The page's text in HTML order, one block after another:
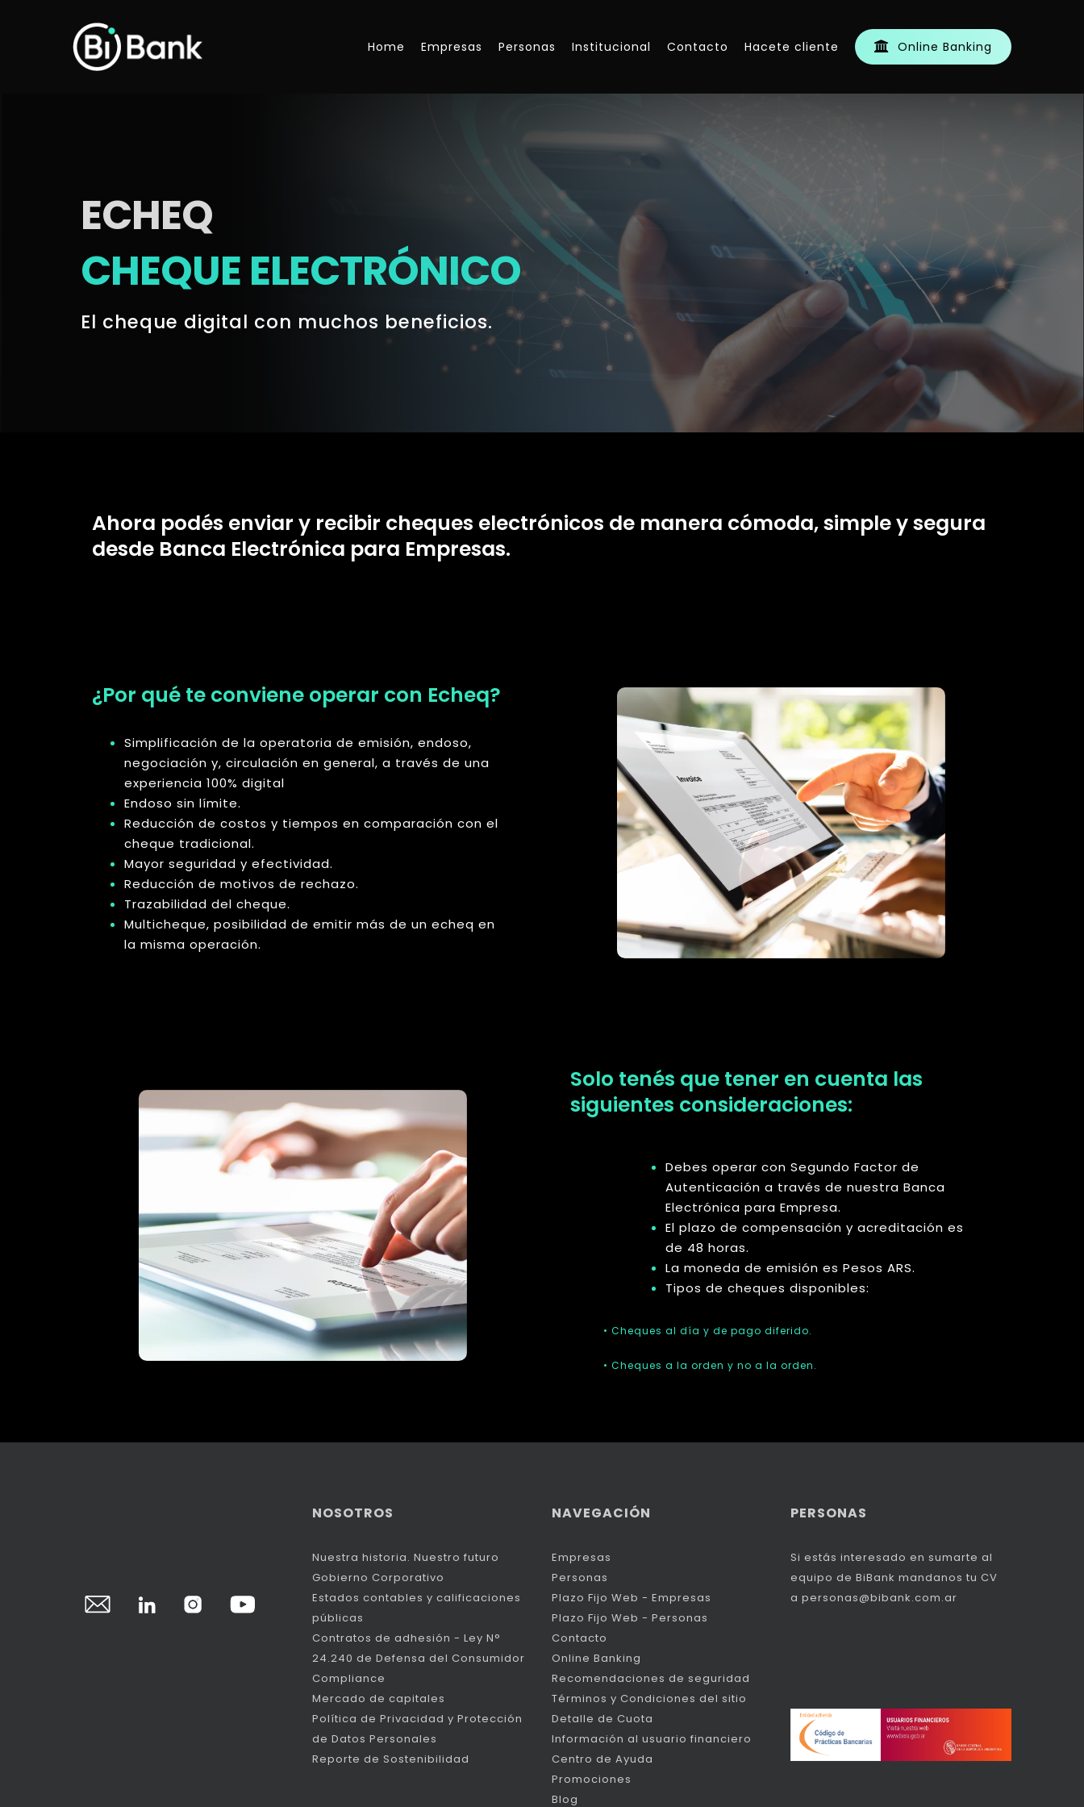
Home Empresas Personas Institucional Contacto Hacete cliente Online Banking
ECHEQ
CHEQUE ELECTRÓNICO
El cheque digital con muchos beneficios.
Ahora podés enviar y recibir cheques electrónicos de manera cómoda, simple y segura
desde Banca Electrónica para Empresas.
¿Por qué te conviene operar con Echeq?
Simplificación de la operatoria de emisión, endoso,
negociación y, circulación en general, a través de una
experiencia 100% digital
Endoso sin límite.
Reducción de costos y tiempos en comparación con el
cheque tradicional.
Mayor seguridad y efectividad.
Reducción de motivos de rechazo.
Trazabilidad del cheque.
Multicheque, posibilidad de emitir más de un echeq en
la misma operación.
Solo tenés que tener en cuenta las
siguientes consideraciones:
Debes operar con Segundo Factor de
Autenticación a través de nuestra Banca
Electrónica para Empresa.
El plazo de compensación y acreditación es
de 48 horas.
La moneda de emisión es Pesos ARS.
Tipos de cheques disponibles:
• Cheques al día y de pago diferido.
• Cheques a la orden y no a la orden.
NOSOTROS
Nuestra historia. Nuestro futuro
Gobierno Corporativo
Estados contables y calificaciones
públicas
Contratos de adhesión - Ley N°
24.240 de Defensa del Consumidor
Compliance
Mercado de capitales
Política de Privacidad y Protección
de Datos Personales
Reporte de Sostenibilidad
NAVEGACIÓN
Empresas
Personas
Plazo Fijo Web - Empresas
Plazo Fijo Web - Personas
Contacto
Online Banking
Recomendaciones de seguridad
Términos y Condiciones del sitio
Detalle de Cuota
Información al usuario financiero
Centro de Ayuda
Promociones
Blog
PERSONAS
Si estás interesado en sumarte al
equipo de BiBank mandanos tu CV
apersonas@bibank.com.ar